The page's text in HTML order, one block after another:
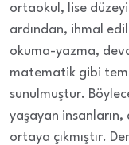
ortaokul, lise
ardından, ihmal
okuma-yazma,
matematik gibi
sunulmuştur.
yaşayan insanların,
ortaya çıkmıştır.